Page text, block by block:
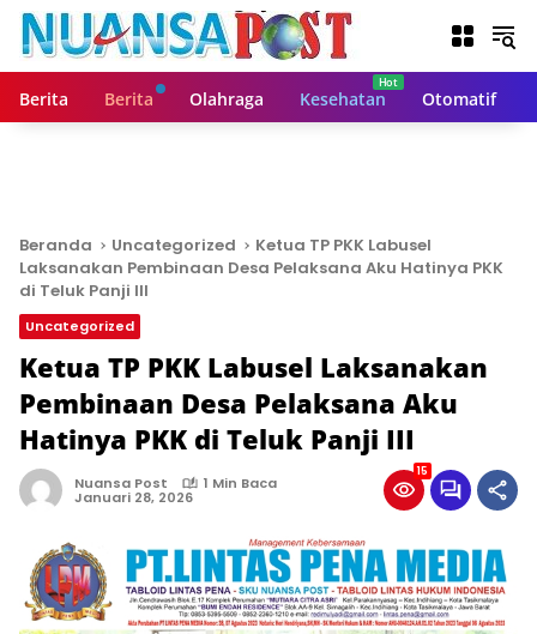
Berita Berita Olahraga Kesehatan Otomatif
Beranda Uncategorized
Ketua TP PKK Labusel
Laksanakan Pembinaan Desa Pelaksana Aku Hatinya PKK
di Teluk Panji III
Uncategorized
Ketua TP PKK Labusel Laksanakan
Pembinaan Desa Pelaksana Aku
Hatinya PKK di Teluk Panji III
Nuansa Post 1 Min Baca
Januari 28, 2026
15